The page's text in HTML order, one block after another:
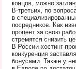
концов, можно
В-третьих, по
в
посредников. Как
процент за свою
стремятся снизить
В России хостинг-
конкуренция
бонусами. Также у